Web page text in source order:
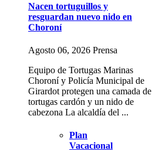
Nacen tortuguillos y
resguardan nuevo nido en
Choroní
Agosto 06, 2026 Prensa
Equipo de Tortugas Marinas
Choroní y Policía Municipal de
Girardot protegen una camada de
tortugas cardón y un nido de
cabezona La alcaldía del ...
Plan
Vacacional